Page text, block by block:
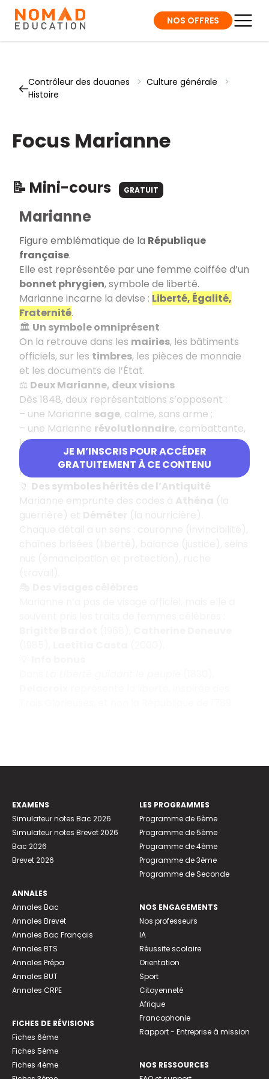
NOS OFFRES
Contrôleur des douanes > Culture générale
>
Histoire
Focus Marianne
📝 Mini-cours GRATUIT
JE M’INSCRIS POUR ACCÉDER
GRATUITEMENT À CE CONTENU
Marianne
Figure emblématique de la République
française.
Elle est représentée par une femme coiffée d’un
bonnet phrygien, symbole de liberté.
Marianne incarne la devise : Liberté, Égalité,
Fraternité.
🏛️ Un symbole omniprésent
On la retrouve dans les mairies, les bâtiments
officiels, sur les timbres, les pièces de monnaie
et les documents de l’État.
⚖️ Deux Marianne, deux visions
Dès 1848, deux représentations s’opposent :
– une Marianne sage, calme, sans arme ;
– une Marianne révolutionnaire, combattante,
bonnet phrygien et poitrine découverte.
Troisième République, la version
révolutionnaire s’impose.
🏺 Des symboles hérités de l’Antiquité
Marianne emprunte des codes à Athéna (la
EXAMENS
Simulateur notes Bac 2026
Simulateur notes Brevet 2026
Bac 2026
Brevet 2026
ANNALES
Annales Bac
Annales Brevet
Annales Bac Français
Annales BTS
Annales Prépa
Annales BUT
Annales CRPE
FICHES DE RÉVISIONS
Fiches 6ème
Fiches 5ème
Fiches 4ème
LES PROGRAMMES
Programme de 6ème
Programme de 5ème
Programme de 4ème
Programme de 3ème
Programme de Seconde
NOS ENGAGEMENTS
Nos professeurs
IA
Réussite scolaire
Orientation
Sport
Citoyenneté
Afrique
Francophonie
Rapport - Entreprise à mission
NOS RESSOURCES